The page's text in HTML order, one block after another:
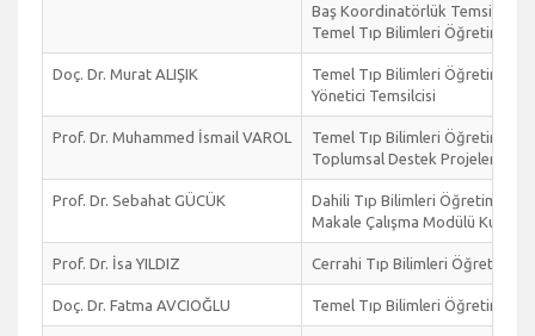
Baş Koordinatörlük Temsilcisi,
Temel Tıp Bilimleri Öğretim
Doç. Dr. Murat ALIŞIK
Temel Tıp Bilimleri Öğretim
Yönetici Temsilcisi
Prof. Dr. Muhammed İsmail VAROL
Temel Tıp Bilimleri Öğretim
Toplumsal Destek Projeleri
Prof. Dr. Sebahat GÜCÜK
Dahili Tıp Bilimleri Öğretim
Makale Çalışma Modülü Kurulu
Prof. Dr. İsa YILDIZ Cerrahi Tıp Bilimleri Öğretim
Doç. Dr. Fatma AVCIOĞLU Temel Tıp Bilimleri Öğretim